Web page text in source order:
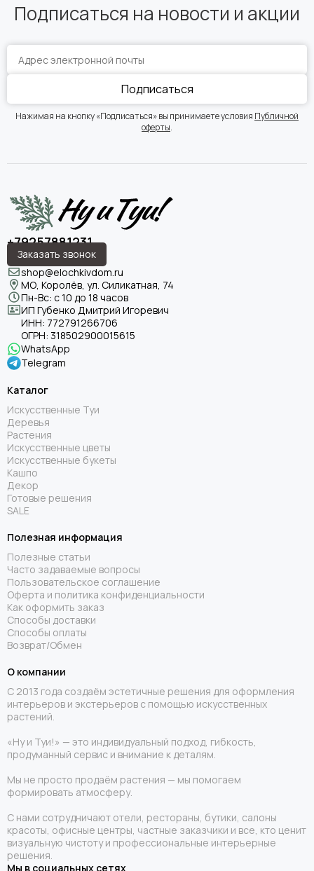
Подписаться на новости и акции
Подписаться
Нажимая на кнопку «Подписаться» вы принимаете условия Публичной
оферты.
+79257881231
Заказать звонок
shop@elochkivdom.ru
МО, Королёв, ул. Силикатная, 74
Пн-Вс: с 10 до 18 часов
ИП Губенко Дмитрий Игоревич
ИНН: 772791266706
ОГРН: 318502900015615
WhatsApp
Telegram
Каталог
Искусственные Туи
Деревья
Растения
Искусственные цветы
Искусственные букеты
Кашпо
Декор
Готовые решения
SALE
Полезная информация
Полезные статьи
Часто задаваемые вопросы
Пользовательское соглашение
Оферта и политика конфиденциальности
Как оформить заказ
Способы доставки
Способы оплаты
Возврат/Обмен
О компании
С 2013 года создаём эстетичные решения для оформления
интерьеров и экстерьеров с помощью искусственных
растений.
«Ну и Туи!» — это индивидуальный подход, гибкость,
продуманный сервис и внимание к деталям.
Мы не просто продаём растения — мы помогаем
формировать атмосферу.
С нами сотрудничают отели, рестораны, бутики, салоны
красоты, офисные центры, частные заказчики и все, кто ценит
визуальную чистоту и профессиональные интерьерные
решения.
Мы в социальных сетях